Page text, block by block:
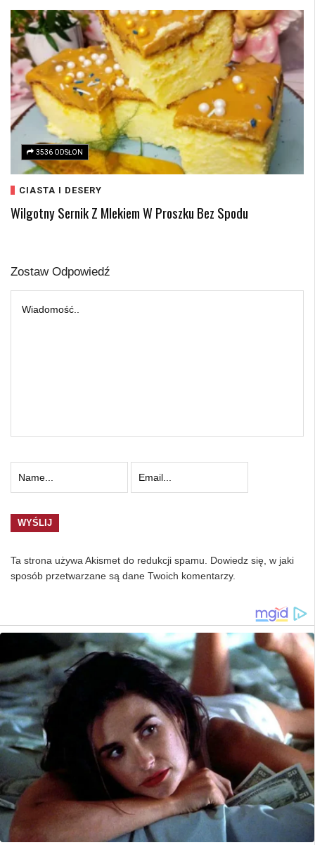
3536 ODSŁON
CIASTA I DESERY
Wilgotny Sernik Z Mlekiem W Proszku Bez Spodu
Zostaw Odpowiedź
Ta strona używa Akismet do redukcji spamu. Dowiedz się, w jaki
sposób przetwarzane są dane Twoich komentarzy.